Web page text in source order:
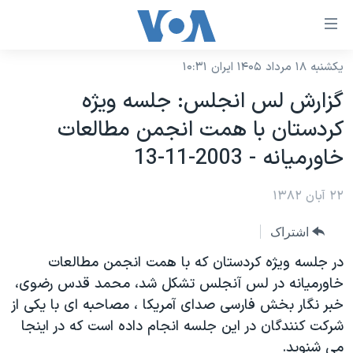
لینکهای
دسترسی
جهش
به
محتوای
اصلی
صفحه
جهش
به
جستجو
نسخه سبک وب‌سایت
موضوع ها
ایران
آمریکا
جهان
ورزشی
گزیده‌ها
ویژه برنامه‌ها
ویدیوها
برنامه های تلویزیونی
جدول برنامه ها
صفحه‌های ویژه
جام جهانی ۲۰۲۶
عملیات خشم حماسی
۲۵۰سالگی آمریکا
بایگانی برنامه‌های تلویزیونی
فرکانس‌های صدای آمریکا
پخش رادیویی
یادگیری زبان انگلیسی
یکشنبه ۱۸ مرداد ۱۴۰۵ ایران ۱۰:۳۱
گزارش لس انجلس: جلسه ويژه
کردستان با همت انجمن مطالعات
خاورميانه - 2003-11-13
۲۲ آبان ۱۳۸۲
اشتراک
در جلسه ويژه کردستان که با همت انجمن مطالعات
خاورميانه در لس آنجلس تشکل شد، محمد قدس رضوی،
خبر نگار بخش فارسی صدای آمريکا ، مصاحبه ای با يکی از
شرکت کنندگان در اين جلسه انجام داده است که در اينجا
می شنويد.